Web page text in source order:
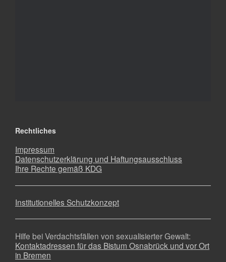
Rechtliches
Impressum
Datenschutzerklärung und Haftungsausschluss
Ihre Rechte gemäß KDG
Institutionelles Schutzkonzept
Hilfe bei Verdachtsfällen von sexualisierter Gewalt:
Kontaktadressen für das Bistum Osnabrück und vor Ort
in Bremen